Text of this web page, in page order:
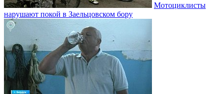
Мотоциклисты
нарушают покой в Заельцовском бору